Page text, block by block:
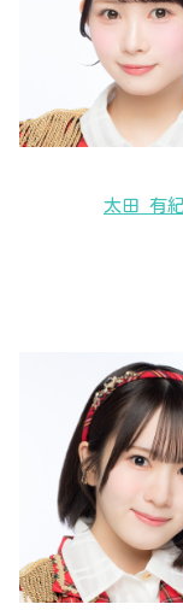
太田 有紀